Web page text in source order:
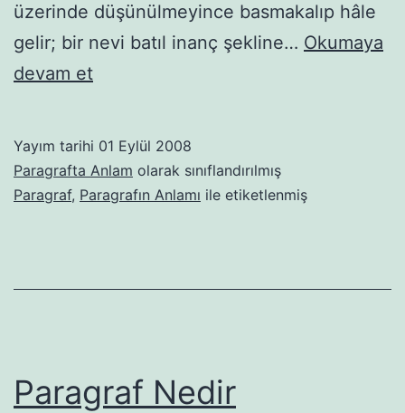
üzerinde düşünülmeyince basmakalıp hâle
gelir; bir nevi batıl inanç şekline… Okumaya
devam etParagrafta
Yayım tarihi 01 Eylül 2008
Paragrafta Anlam olarak sınıflandırılmış
Paragraf, Paragrafın Anlamı ile etiketlenmiş
Paragraf Nedir